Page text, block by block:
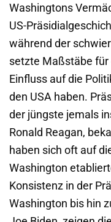
Washingtons
US-
während der
setzte Maßstäbe
Einfluss auf die
den USA haben.
der jüngste jemals
Ronald Reagan,
haben sich oft auf
Washington
Konsistenz in der
Washington bis hin